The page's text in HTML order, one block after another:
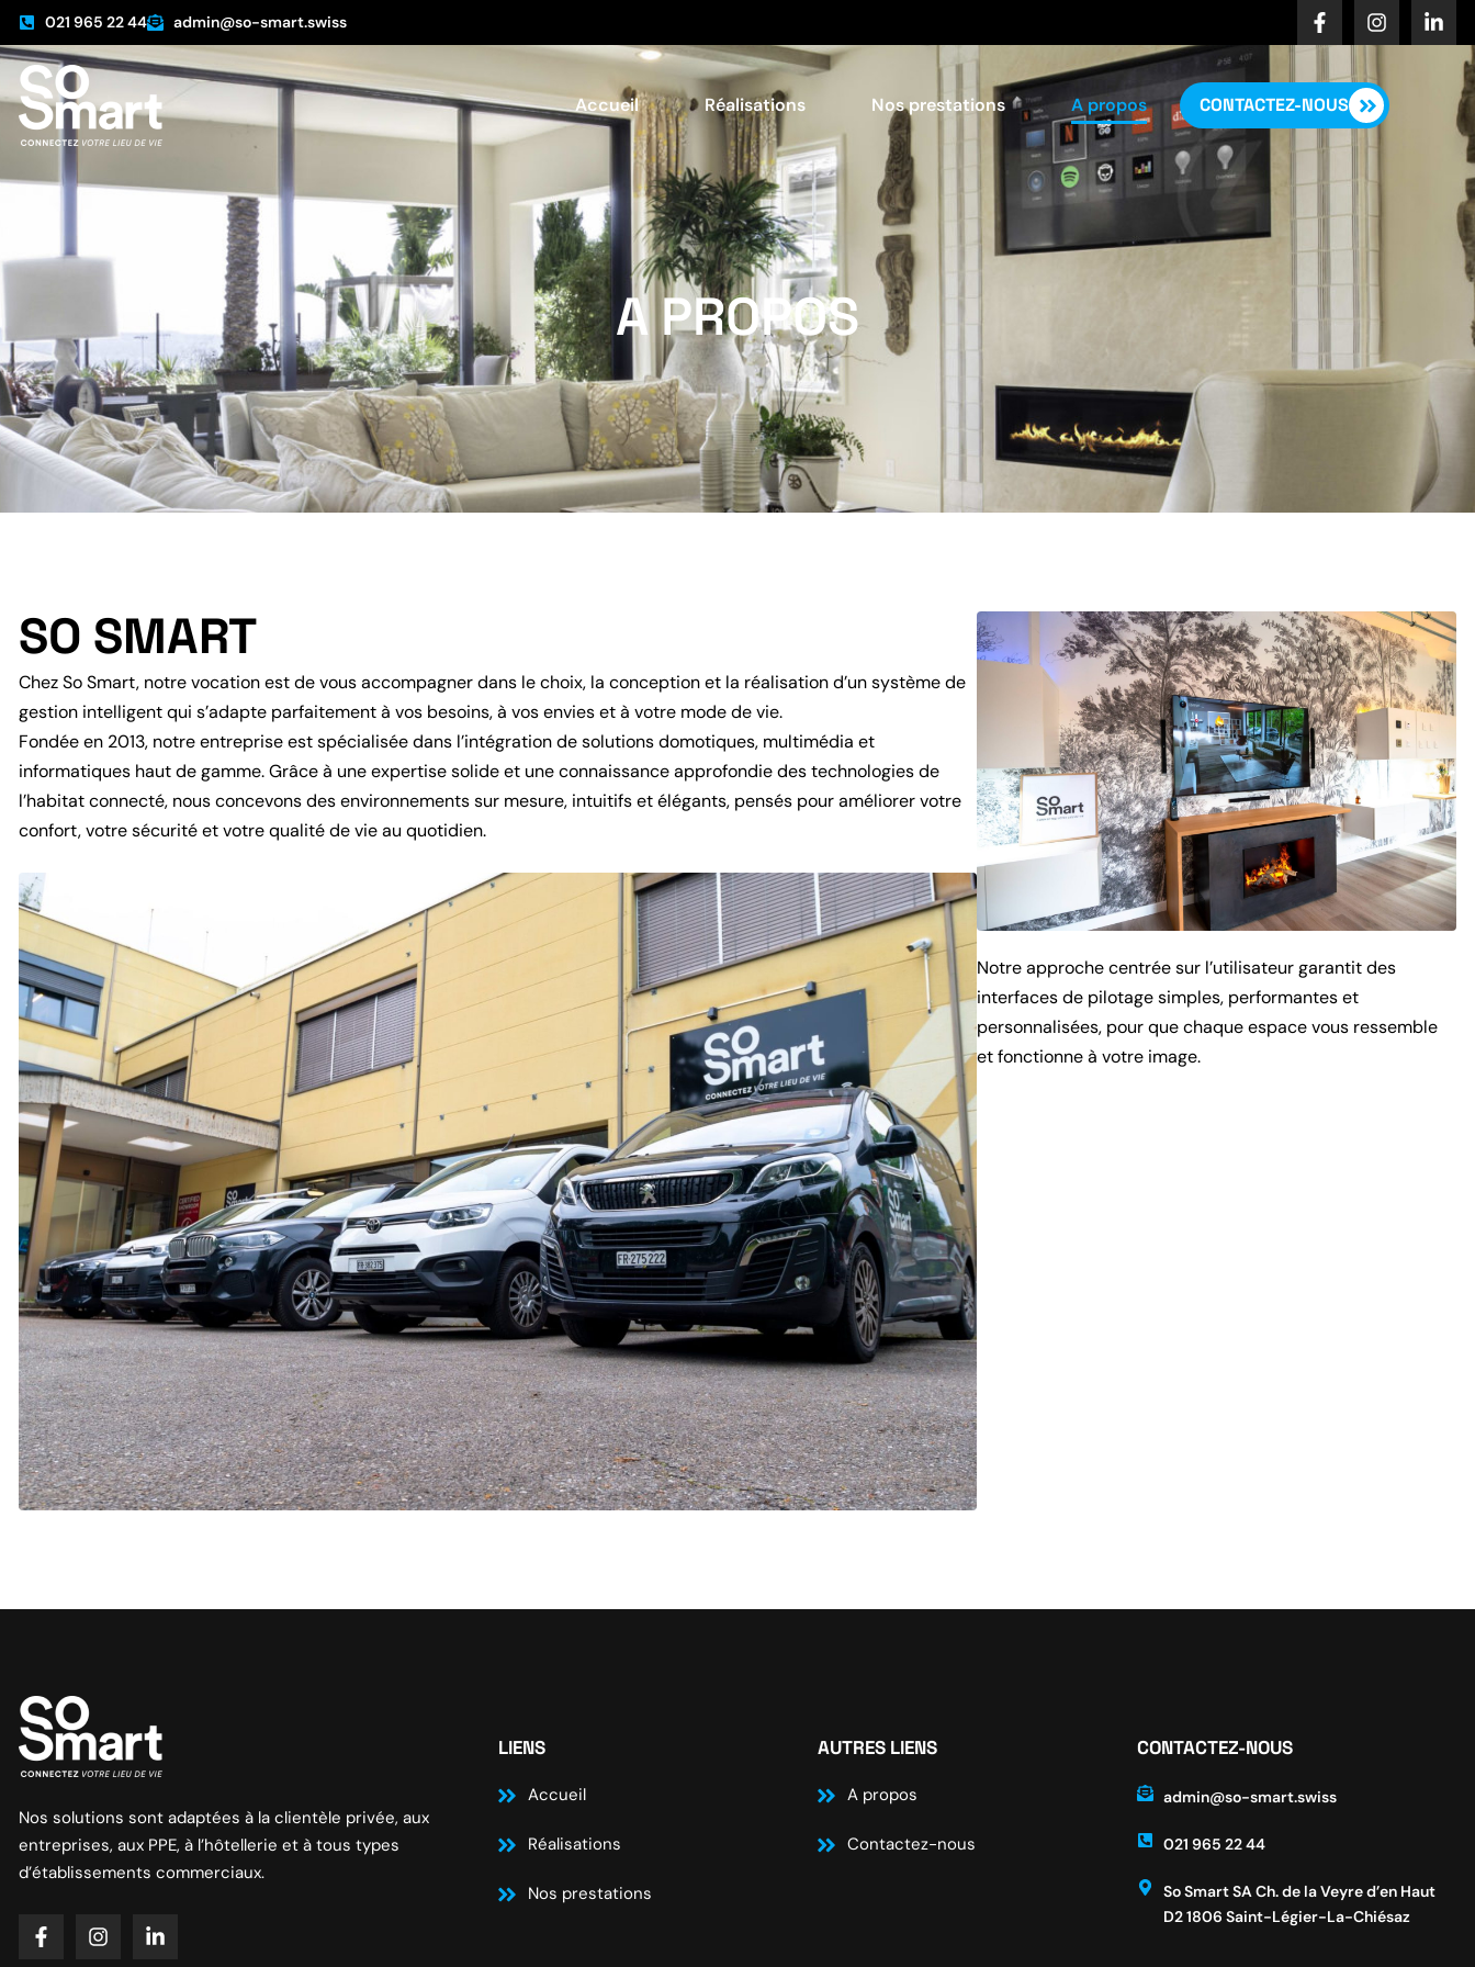
021 965 22 44 admin@so-smart.swiss
Accueil Réalisations Nos prestations A propos CONTACTEZ-NOUS
A PROPOS
SO SMART
Chez So Smart, notre vocation est de vous accompagner dans le choix, la conception et la réalisation d’un système de
gestion intelligent qui s’adapte parfaitement à vos besoins, à vos envies et à votre mode de vie.
Fondée en 2013, notre entreprise est spécialisée dans l’intégration de solutions domotiques, multimédia et
informatiques haut de gamme. Grâce à une expertise solide et une connaissance approfondie des technologies de
l’habitat connecté, nous concevons des environnements sur mesure, intuitifs et élégants, pensés pour améliorer votre
confort, votre sécurité et votre qualité de vie au quotidien.
Notre approche centrée sur l’utilisateur garantit des
interfaces de pilotage simples, performantes et
personnalisées, pour que chaque espace vous ressemble
et fonctionne à votre image.
Nos solutions sont adaptées à la clientèle privée, aux
entreprises, aux PPE, à l’hôtellerie et à tous types
d’établissements commerciaux.
LIENS
Accueil
Réalisations
Nos prestations
AUTRES LIENS
A propos
Contactez-nous
CONTACTEZ-NOUS
admin@so-smart.swiss
021 965 22 44
So Smart SA Ch. de la Veyre d’en Haut
D2 1806 Saint-Légier-La-Chiésaz